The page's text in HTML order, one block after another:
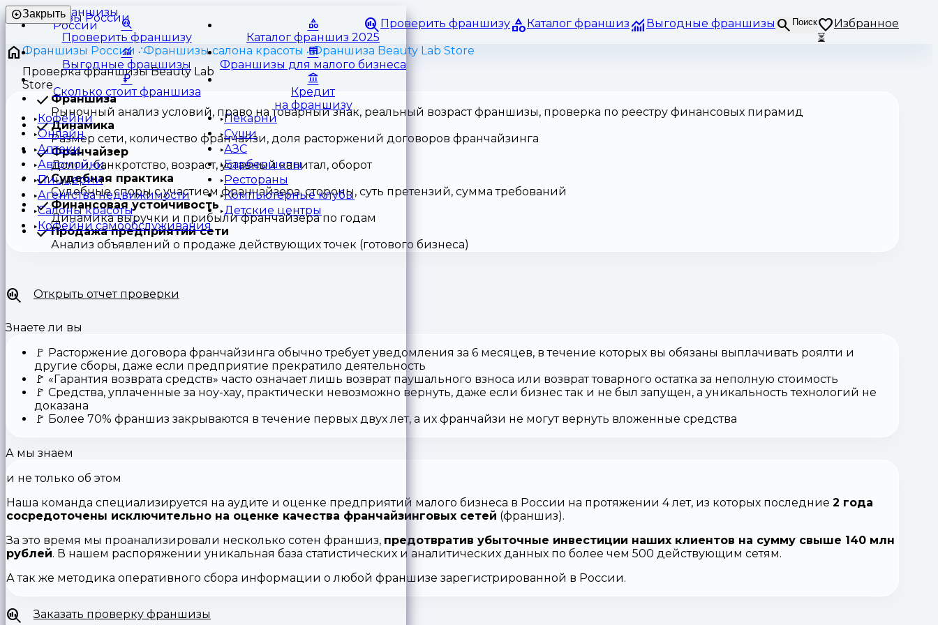
Франшизы
России
Проверить франшизу Каталог франшиз Выгодные франшизы Поиск
Избранное
⏳
Закрыть
Проверить франшизу Каталог франшиз 2025
Выгодные франшизы Франшизы для малого бизнеса
Сколько стоит франшиза
Кредит
на франшизу
Кофейни
Пекарни
Онлайн
Суши
Аптеки
АЗС
Автомойки
Барбершопы
Пиццерии
Рестораны
Агентства недвижимости
Компьютерные клубы
Салоны красоты
Детские центры
Кофейни самообслуживания
Франшизы России Франшизы салона красоты
Франшиза Beauty Lab Store
Проверка франшизы Beauty Lab
Store
Франшиза
Рыночный анализ условий, право на товарный знак, реальный возраст франшизы, проверка по реестру финансовых пирамид
Динамика
Размер сети, количество франчайзи, доля расторжений договоров франчайзинга
Франчайзер
Долги, банкротство, возраст, уставный капитал, оборот
Судебная практика
Судебные споры с участием франчайзера, стороны, суть претензий, сумма требований
Финансовая устойчивость
Динамика выручки и прибыли франчайзера по годам
Продажа предприятий сети
Анализ объявлений о продаже действующих точек (готового бизнеса)
Открыть отчет проверки
Знаете ли вы
🚩 Расторжение договора франчайзинга обычно требует уведомления за 6 месяцев, в течение которых вы обязаны выплачивать роялти и
другие сборы, даже если предприятие прекратило деятельность
🚩 «Гарантия возврата средств» часто означает лишь возврат паушального взноса или возврат товарного остатка за неполную стоимость
🚩 Средства, уплаченные за ноу-хау, практически невозможно вернуть, даже если бизнес так и не был запущен, а уникальность технологий не
доказана
🚩 Более 70% франшиз закрываются в течение первых двух лет, а их франчайзи не могут вернуть вложенные средства
А мы знаем
и не только об этом
Наша команда специализируется на аудите и оценке предприятий малого бизнеса в России на протяжении 4 лет, из которых последние 2 года
сосредоточены исключительно на оценке качества франчайзинговых сетей (франшиз).
За это время мы проанализировали несколько сотен франшиз, предотвратив убыточные инвестиции наших клиентов на сумму свыше 140 млн
рублей. В нашем распоряжении уникальная база статистических и аналитических данных по более чем 500 действующим сетям.
А так же методика оперативного сбора информации о любой франшизе зарегистрированной в России.
Заказать проверку франшизы